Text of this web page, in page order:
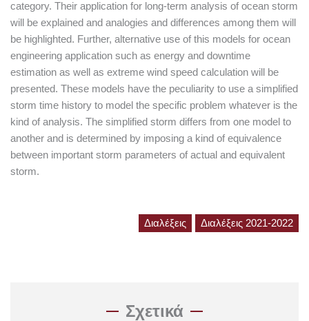
category. Their application for long-term analysis of ocean storm
will be explained and analogies and differences among them will
be highlighted. Further, alternative use of this models for ocean
engineering application such as energy and downtime
estimation as well as extreme wind speed calculation will be
presented. These models have the peculiarity to use a simplified
storm time history to model the specific problem whatever is the
kind of analysis. The simplified storm differs from one model to
another and is determined by imposing a kind of equivalence
between important storm parameters of actual and equivalent
storm.
Διαλέξεις Διαλέξεις 2021-2022
Σχετικά